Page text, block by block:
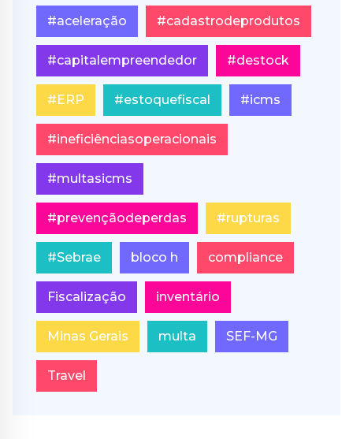
#aceleração #cadastrodeprodutos
#capitalempreendedor #destock
#ERP #estoquefiscal #icms
#ineficiênciasoperacionais
#multasicms
#prevençãodeperdas #rupturas
#Sebrae bloco h compliance
Fiscalização inventário
Minas Gerais multa SEF-MG
Travel